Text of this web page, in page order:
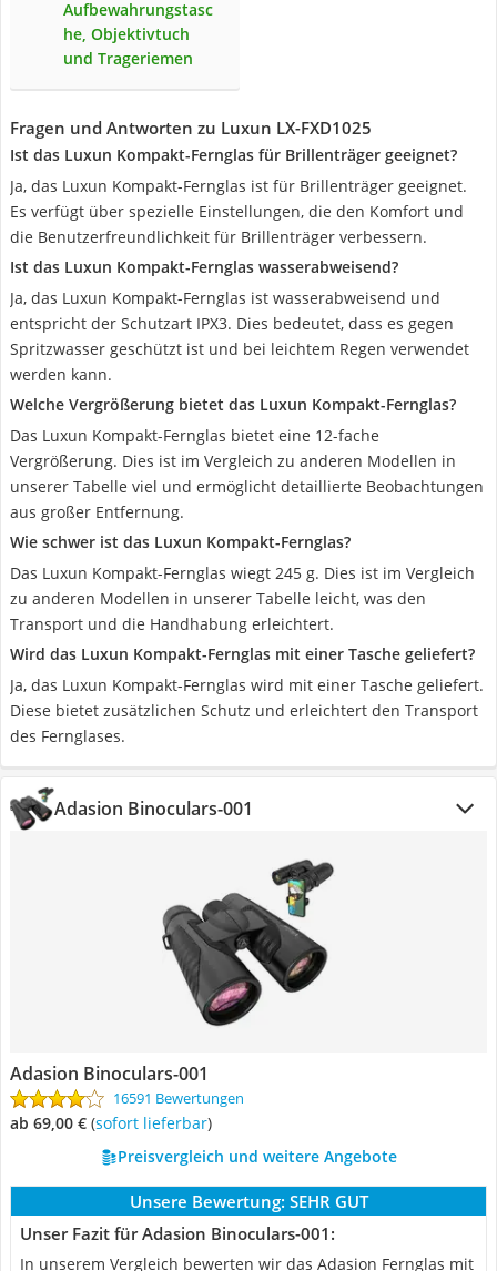
Aufbewahrungstasc
he, Objektivtuch
und Trageriemen
Fragen und Antworten zu Luxun ‎LX-FXD1025
Ist das Luxun Kompakt-Fernglas für Brillenträger geeignet?
Ja, das Luxun Kompakt-Fernglas ist für Brillenträger geeignet.
Es verfügt über spezielle Einstellungen, die den Komfort und
die Benutzerfreundlichkeit für Brillenträger verbessern.
Ist das Luxun Kompakt-Fernglas wasserabweisend?
Ja, das Luxun Kompakt-Fernglas ist wasserabweisend und
entspricht der Schutzart IPX3. Dies bedeutet, dass es gegen
Spritzwasser geschützt ist und bei leichtem Regen verwendet
werden kann.
Welche Vergrößerung bietet das Luxun Kompakt-Fernglas?
Das Luxun Kompakt-Fernglas bietet eine 12-fache
Vergrößerung. Dies ist im Vergleich zu anderen Modellen in
unserer Tabelle viel und ermöglicht detaillierte Beobachtungen
aus großer Entfernung.
Wie schwer ist das Luxun Kompakt-Fernglas?
Das Luxun Kompakt-Fernglas wiegt 245 g. Dies ist im Vergleich
zu anderen Modellen in unserer Tabelle leicht, was den
Transport und die Handhabung erleichtert.
Wird das Luxun Kompakt-Fernglas mit einer Tasche geliefert?
Ja, das Luxun Kompakt-Fernglas wird mit einer Tasche geliefert.
Diese bietet zusätzlichen Schutz und erleichtert den Transport
des Fernglases.
Adasion Binoculars-001
Adasion Binoculars-001
16591 Bewertungen
ab 69,00 € ( Sofort lieferbar)
Preisvergleich und weitere Angebote
Unsere Bewertung: SEHR GUT
Unser Fazit für Adasion Binoculars-001:
In unserem Vergleich bewerten wir das Adasion Fernglas mit